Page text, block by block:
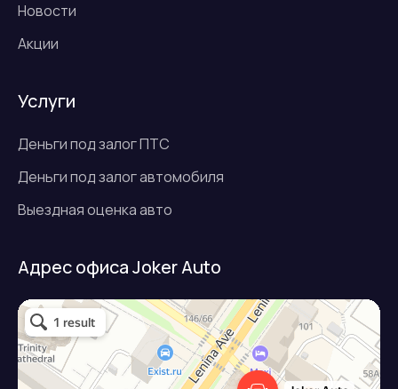
Новости
Акции
Услуги
Деньги под залог ПТС
Деньги под залог автомобиля
Выездная оценка авто
Адрес офиса Joker Auto
Джокер авто
Займ под залог авто в Подольске
Микрофинансовая организация в Подольске